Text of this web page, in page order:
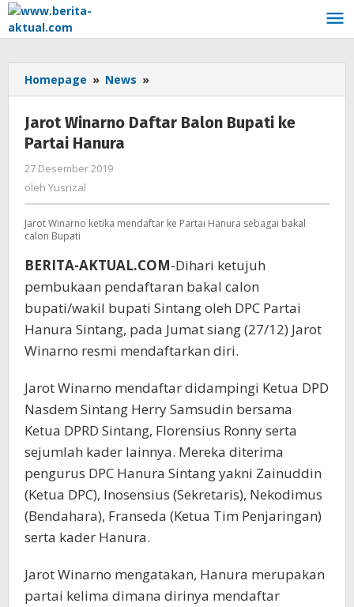
Lewati
ke
konten
Homepage » News »
Winarno
Daftar
Balon
Jarot Winarno Daftar Balon Bupati ke
Partai Hanura
27 Desember 2019
oleh Yusrizal
Jarot Winarno ketika mendaftar ke Partai Hanura sebagai bakal
calon Bupati
BERITA-AKTUAL.COM-Dihari ketujuh
pembukaan pendaftaran bakal calon
bupati/wakil bupati Sintang oleh DPC Partai
Hanura Sintang, pada Jumat siang (27/12) Jarot
Winarno resmi mendaftarkan diri.
Jarot Winarno mendaftar didampingi Ketua DPD
Nasdem Sintang Herry Samsudin bersama
Ketua DPRD Sintang, Florensius Ronny serta
sejumlah kader lainnya. Mereka diterima
pengurus DPC Hanura Sintang yakni Zainuddin
(Ketua DPC), Inosensius (Sekretaris), Nekodimus
(Bendahara), Franseda (Ketua Tim Penjaringan)
serta kader Hanura.
Jarot Winarno mengatakan, Hanura merupakan
partai kelima dimana dirinya mendaftar